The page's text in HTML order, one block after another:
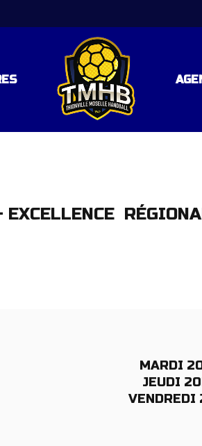
POULE 2
MARDI
JEUDI
VENDREDI